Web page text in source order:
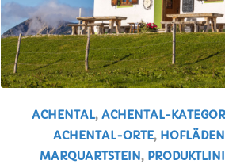
ACHENTAL,ACHENTAL-
ACHENTAL-ORTE, HOFLÄDEN
MARQUARTSTEIN,